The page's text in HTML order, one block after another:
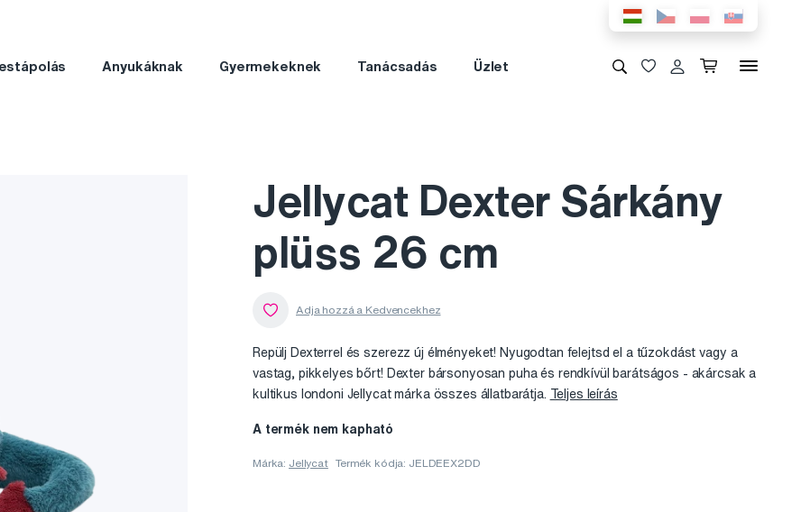
Anyukáknak Gyermekeknek Tanácsadás Üzlet
Jellycat Dexter Sárkány
plüss 26 cm
Repülj Dexterrel és szerezz új élményeket! Nyugodtan felejtsd el a tűzokdást vagy a
vastag, pikkelyes bőrt! Dexter bársonyosan puha és rendkívül barátságos - akárcsak a
kultikus londoni Jellycat márka összes állatbarátja. Teljes leírás
A termék nem kapható
Márka: Jellycat Termék kódja: JELDEEX2DD